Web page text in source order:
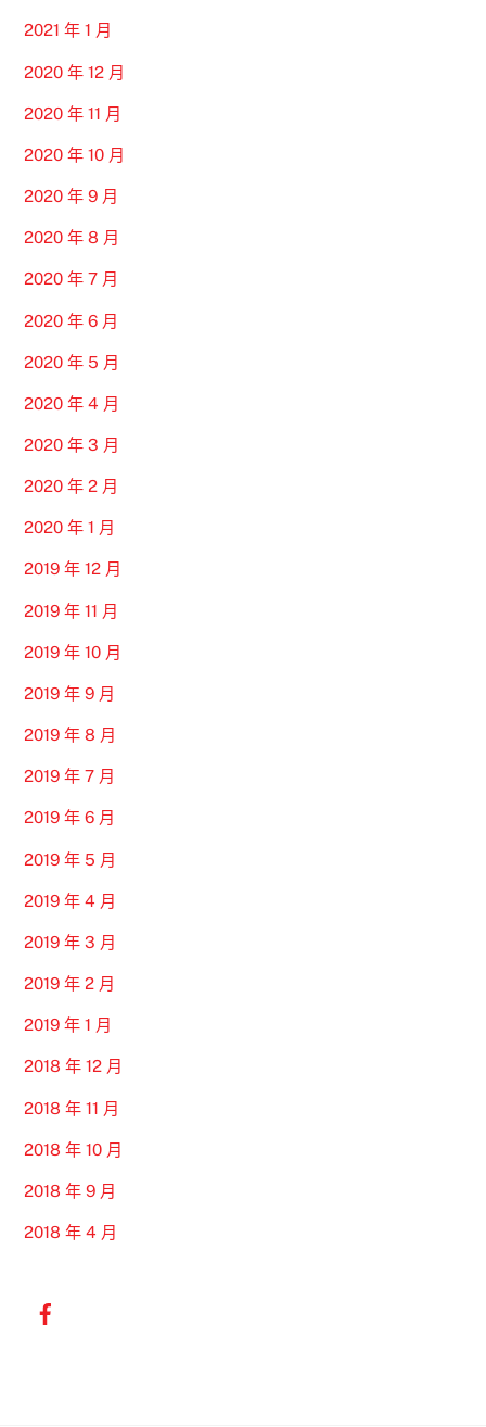
2021 年 1 月
2020 年 12 月
2020 年 11 月
2020 年 10 月
2020 年 9 月
2020 年 8 月
2020 年 7 月
2020 年 6 月
2020 年 5 月
2020 年 4 月
2020 年 3 月
2020 年 2 月
2020 年 1 月
2019 年 12 月
2019 年 11 月
2019 年 10 月
2019 年 9 月
2019 年 8 月
2019 年 7 月
2019 年 6 月
2019 年 5 月
2019 年 4 月
2019 年 3 月
2019 年 2 月
2019 年 1 月
2018 年 12 月
2018 年 11 月
2018 年 10 月
2018 年 9 月
2018 年 4 月